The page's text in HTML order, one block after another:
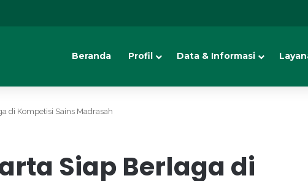
Beranda Profil Data & Informasi
di Kompetisi Sains Madrasah
Siap Berlaga di